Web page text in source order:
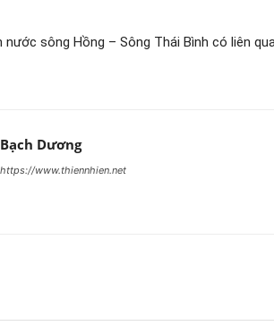
nước sông Hồng – Sông Thái Bình có liên
Bạch Dương
https://www.thiennhien.net